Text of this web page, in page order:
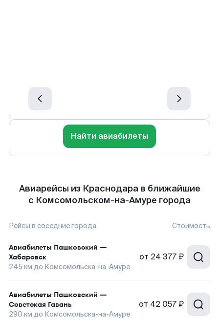
Найти авиабилеты
Авиарейсы из Краснодара в ближайшие
с Комсомольском-на-Амуре города
Рейсы в соседние города Стоимость
Авиабилеты Пашковский —
Хабаровск
245 км до Комсомольска-на-Амуре
от 24 377 ₽
Авиабилеты Пашковский —
Советская Гавань
290 км до Комсомольска-на-Амуре
от 42 057 ₽